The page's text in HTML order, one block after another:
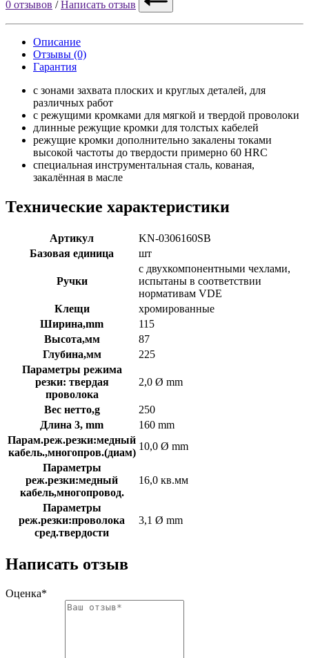
0 отзывов /Написать отзыв
Описание
Отзывы (0)
Гарантия
с зонами захвата плоских и круглых деталей, для
различных работ
с режущими кромками для мягкой и твердой проволоки
длинные режущие кромки для толстых кабелей
режущие кромки дополнительно закалены токами
высокой частоты до твердости примерно 60 HRC
специальная инструментальная сталь, кованая,
закалённая в масле
Технические характеристики
Артикул
KN-0306160SB
Базовая единица
шт
Ручки
с двухкомпонентными чехлами,
испытаны в соответствии
нормативам VDE
Клещи
хромированные
Ширина,mm
115
Высота,мм
87
Глубина,мм
225
Параметры режима
резки: твердая
проволока
2,0 Ø mm
Вес нетто,g
250
Длина 3, mm
160 mm
Парам.реж.резки:медный
кабель.,многопров.(диам)
10,0 Ø mm
Параметры
реж.резки:медный
кабель,многопровод.
16,0 кв.мм
Параметры
реж.резки:проволока
сред.твердости
3,1 Ø mm
Написать отзыв
Оценка*